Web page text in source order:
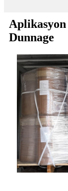
Aplikasyon
Dunnage